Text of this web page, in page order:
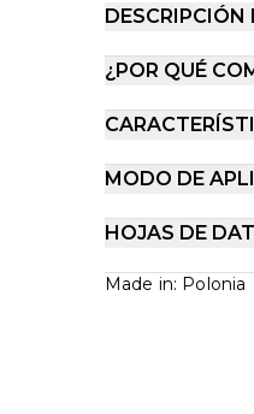
DESCRIPCIÓN
¿POR QUÉ
MODO DE
HOJAS DE
Made in: Polonia